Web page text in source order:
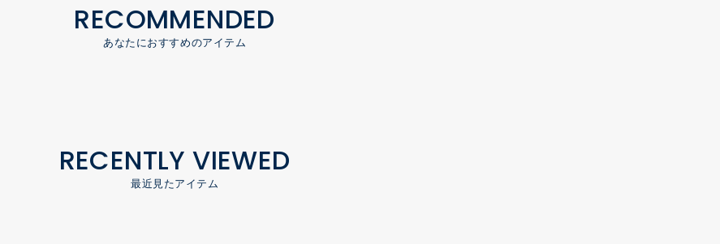
RECOMMENDED
あなたにおすすめのアイテム
RECENTLY VIEWED
最近見たアイテム